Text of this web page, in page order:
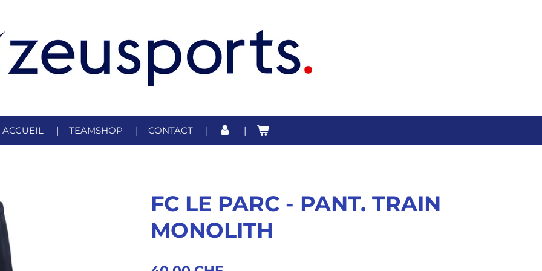
ACCUEIL TEAMSHOP CONTACT
FC LE PARC - PANT. TRAIN
MONOLITH